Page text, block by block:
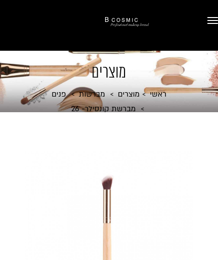
מוצרים
ראשי מוצרים מברשות
פנים
מברשת קונסילר- 26